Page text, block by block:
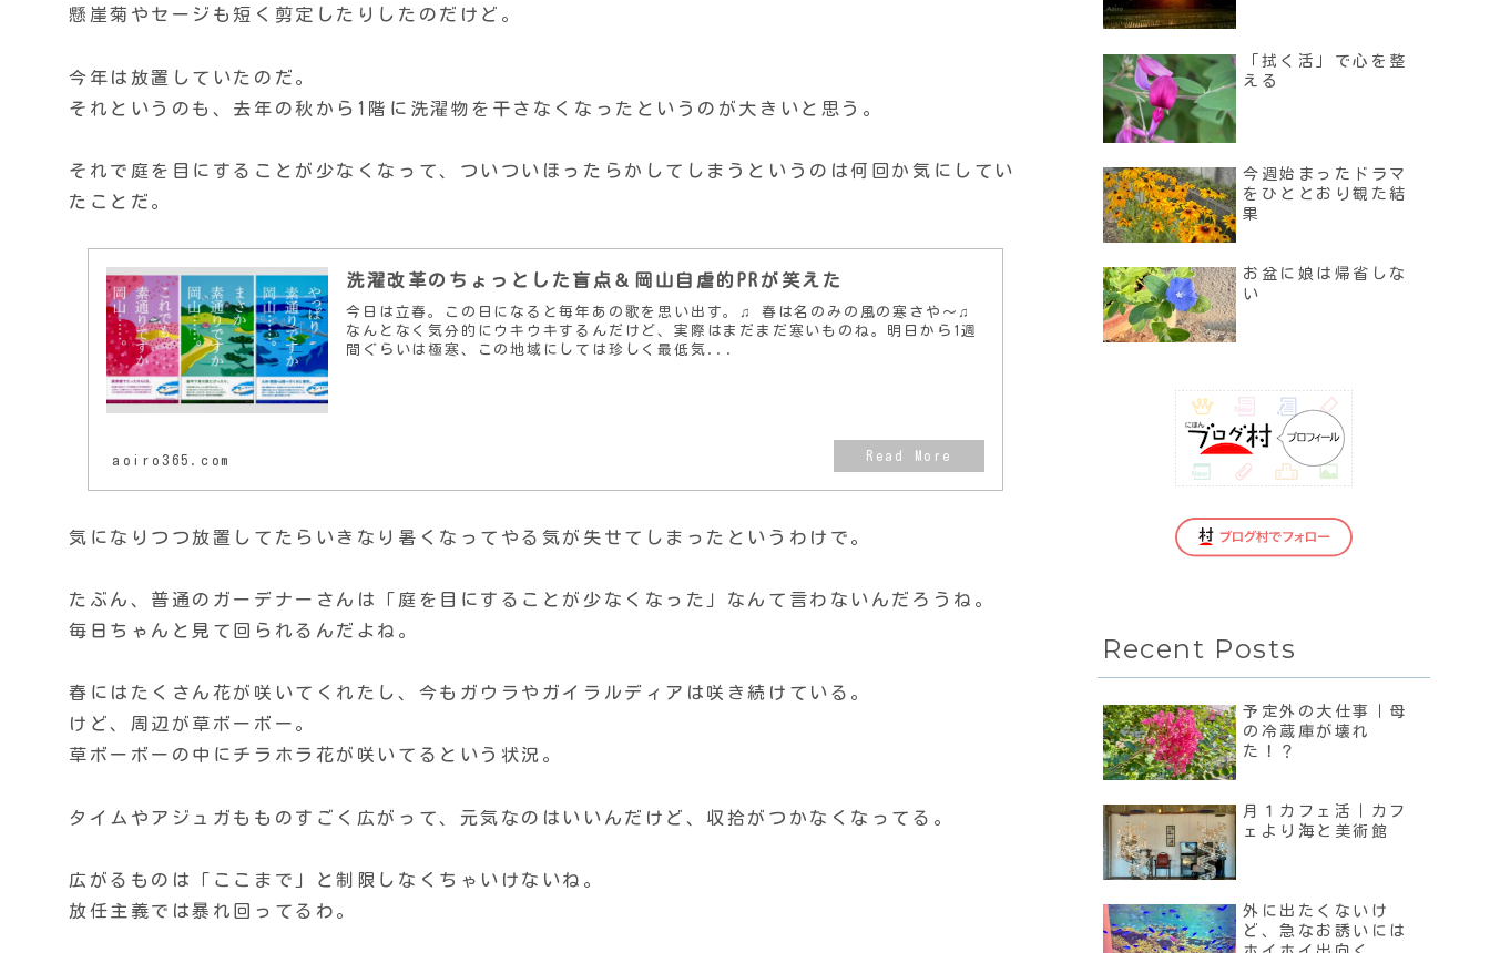
懸崖菊やセージも短く剪定したりしたのだけど。
今年は放置していたのだ。
それというのも、去年の秋から1階に洗濯物を干さなくなったというのが大きいと思う。
それで庭を目にすることが少なくなって、ついついほったらかしてしまうというのは何回か気にしてい
たことだ。
洗濯改革のちょっとした盲点＆岡山自虐的PRが笑えた
今日は立春。この日になると毎年あの歌を思い出す。♫ 春は名のみの風の寒さや〜♫
なんとなく気分的にウキウキするんだけど、実際はまだまだ寒いものね。明日から1週
間ぐらいは極寒、この地域にしては珍しく最低気...
aoiro365.com
気になりつつ放置してたらいきなり暑くなってやる気が失せてしまったというわけで。
たぶん、普通のガーデナーさんは「庭を目にすることが少なくなった」なんて言わないんだろうね。
毎日ちゃんと見て回られるんだよね。
春にはたくさん花が咲いてくれたし、今もガウラやガイラルディアは咲き続けている。
けど、周辺が草ボーボー。
草ボーボーの中にチラホラ花が咲いてるという状況。
タイムやアジュガもものすごく広がって、元気なのはいいんだけど、収拾がつかなくなってる。
広がるものは「ここまで」と制限しなくちゃいけないね。
放任主義では暴れ回ってるわ。
「拭く活」で心を整
える
今週始まったドラマ
をひととおり観た結
果
お盆に娘は帰省しな
い
Recent Posts
予定外の大仕事｜母
の冷蔵庫が壊れ
た！？
月１カフェ活｜カフ
ェより海と美術館
外に出たくないけ
ど、急なお誘いには